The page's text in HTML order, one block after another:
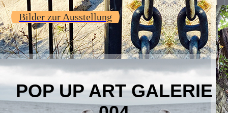
Bilder zur Ausstellung
POP UP ART GALERIE